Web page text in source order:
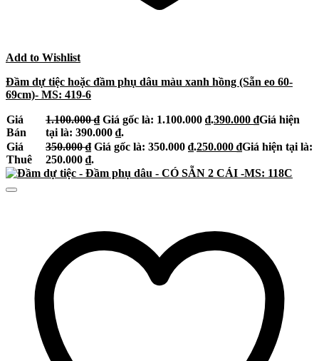
Add to Wishlist
Đầm dự tiệc hoặc đầm phụ dâu màu xanh hồng (Sẵn eo 60-
69cm)- MS: 419-6
Giá
Bán
1.100.000₫ Giá gốc là: 1.100.000 ₫.390.000 ₫Giá hiện
tại là: 390.000 ₫.
Giá
Thuê
350.000₫ Giá gốc là: 350.000 ₫.250.000 ₫Giá hiện tại là:
250.000 ₫.